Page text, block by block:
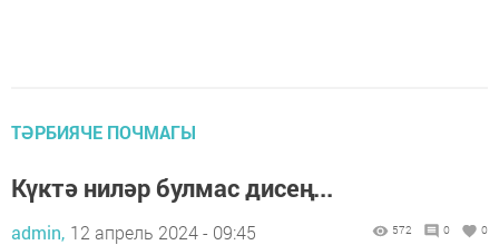
ТӘРБИЯЧЕ ПОЧМАГЫ
Күктә ниләр булмас дисең...
admin, 12 апрель 2024 - 09:45 572 0 0